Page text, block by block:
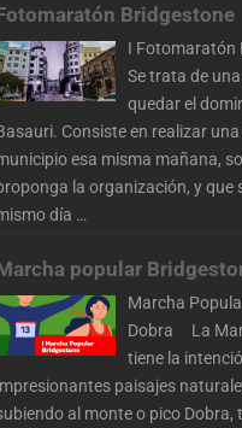
Bridgestone
I Fotomaratón
Se trata de
quedar el
Consiste en realizar
esa misma mañana,
la organización, y que
día …
popular
Marcha
Dobra La
tiene la
paisajes
al monte o pico Dobra,